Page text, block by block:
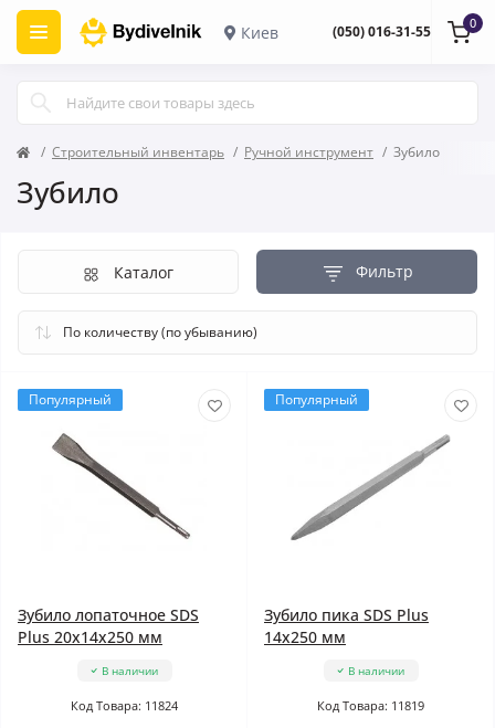
Киев (050) 016-31-55 0
Строительный инвентарь Ручной инструмент Зубило
Зубило
Фильтр
Каталог
Популярный
Зубило лопаточное SDS
Plus 20x14x250 мм
В наличии
Код Товара: 11824
Популярный
Зубило пика SDS Plus
14x250 мм
В наличии
Код Товара: 11819